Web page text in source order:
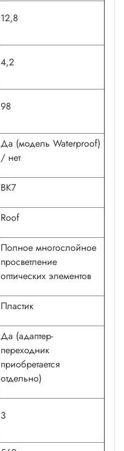
12,8
4,2
98
Да (модель Waterproof)
/ нет
BK7
Roof
Полное многослойное
просветление
оптических элементов
Пластик
Да (адаптер-
переходник
приобретается
отдельно)
3